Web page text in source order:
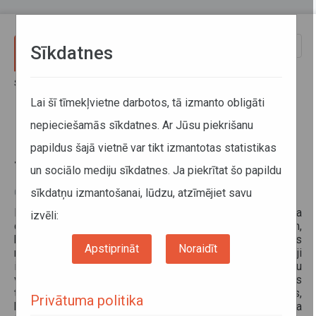
Sākums
Izvēlies valsts dotētu sabiedrisko
transportu!
08. oktobris 2010
Pēdējā gada laikā ir palielinājies VSIA Autotransporta
direkcija (ATD) iesniegto sūdzību skaits par gadījumiem,
kad reģionālos starppilsētu un reģionālos vietējās
nozīmes maršrutos autobusu un mikroautobusu šoferi rupji
izturas pret pasažieriem, neizsniedz biļeti par braucienu
vai nepiešķir atlaides pasažieru kategorijām, kuras
tiesīgas tās saņemt. Analizējot un izvērtējot šīs sūdzības,
kļūst skaidrs - vairumā gadījumu pasažieri neatskārš, ka
Sīkdatnes
Lai šī tīmekļvietne darbotos, tā izmanto obligāti
nepieciešamās sīkdatnes. Ar Jūsu piekrišanu
papildus šajā vietnē var tikt izmantotas statistikas
un sociālo mediju sīkdatnes. Ja piekrītat šo papildu
sīkdatņu izmantošanai, lūdzu, atzīmējiet savu
izvēli:
Apstiprināt Noraidīt
Privātuma politika